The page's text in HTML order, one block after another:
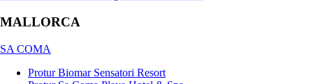
MALLORCA
SA COMA
Protur Biomar Sensatori Resort